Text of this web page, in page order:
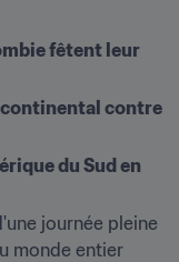
fêtent leur
contre
du Sud en
journée pleine
monde entier